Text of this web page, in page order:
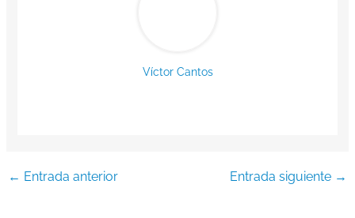
Víctor Cantos
← Entrada anterior Entrada siguiente →